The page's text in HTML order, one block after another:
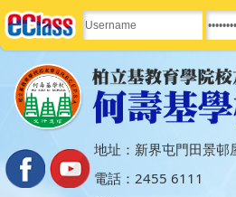
地址：新界屯門田景邨
電話：2455 6111